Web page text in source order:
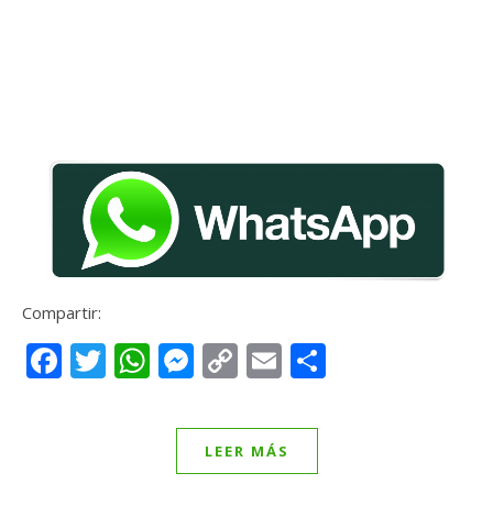
Compartir:
Facebook
Twitter
WhatsApp
Messenger
CopyEmail
LEER MÁS